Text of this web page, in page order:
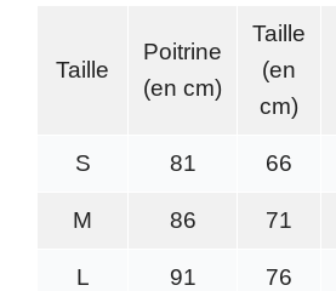
Taille
Poitrine
(en cm)
Taille
(en
cm)
S 81 66
M 86 71
L 91 76